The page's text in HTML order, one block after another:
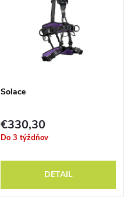
Solace
€330,30
Do 3 týždňov
DETAIL